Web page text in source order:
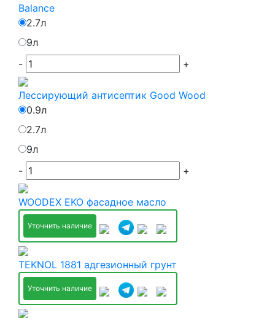
Balance
2.7л
9л
-
+
Лессирующий антисептик Good Wood
0.9л
2.7л
9л
-
+
WOODEX EKO фасадное масло
Уточнить наличие
TEKNOL 1881 адгезионный грунт
Уточнить наличие